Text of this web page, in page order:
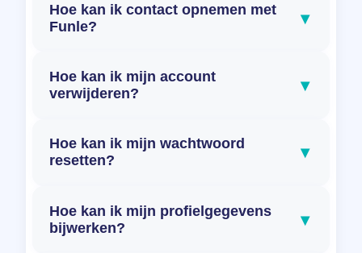
Hoe kan ik contact opnemen met
Funle?
▾
Hoe kan ik mijn account
verwijderen?
▾
Hoe kan ik mijn wachtwoord
resetten?
▾
Hoe kan ik mijn profielgegevens
bijwerken?
▾